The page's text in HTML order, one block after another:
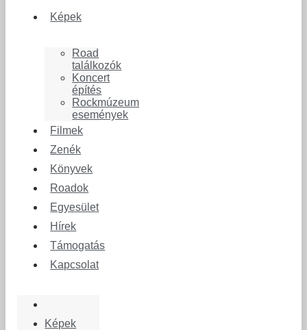
Képek
Road
találkozók
Koncert
építés
Rockmúzeum
események
Filmek
Zenék
Könyvek
Roadok
Egyesület
Hírek
Támogatás
Kapcsolat
Képek